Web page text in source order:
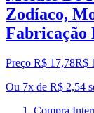
Zodíaco,
Fabricação
Preço R$ 17,78R$
Ou 7x de R$ 2,54
Compra